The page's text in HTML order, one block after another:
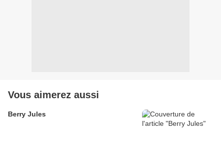
Vous aimerez aussi
Berry Jules